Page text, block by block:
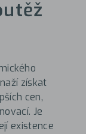
získat
cen,
Je
existence